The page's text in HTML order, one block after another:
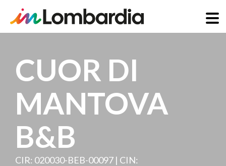
contenuto
principale
CUOR DI
MANTOVA
B&B
CIR: 020030-BEB-00097 | CIN: